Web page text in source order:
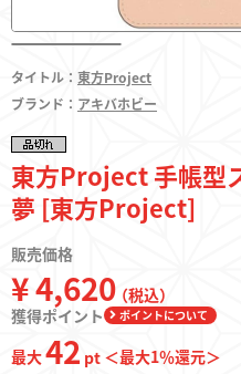
東方やおよろず商店とは
ご利用案内
決済・配送
タイトル： 東方Project
ブランド： アキバホビー
東方Project 手帳型
夢 [東方Project]
販売価格
¥ 4,620（税込）
獲得ポイント
ポイントについて
最大42 pt ＜最大1％還元＞